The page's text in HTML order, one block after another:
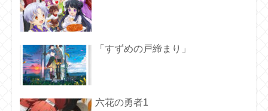
「すずめの戸締まり」
六花の勇者1